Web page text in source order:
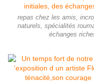
repas chez les amis,
naturels, spécialités
échanges